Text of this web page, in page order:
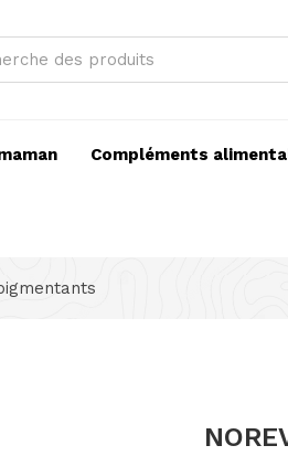
Compléments